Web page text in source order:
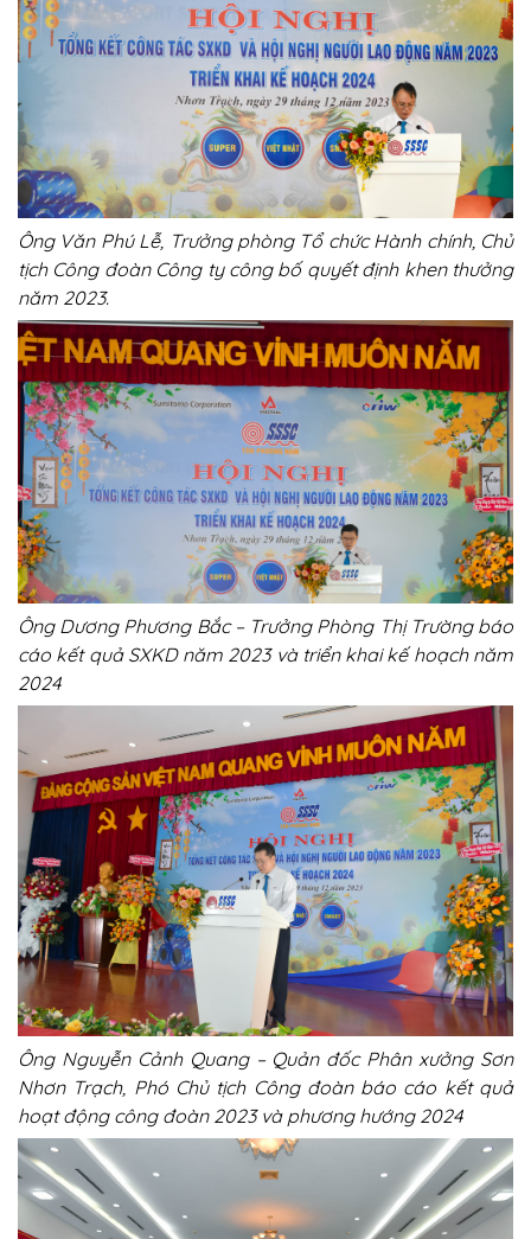
Ông Văn Phú Lễ, Trưởng phòng Tổ chức Hành chính, Chủ
tịch Công đoàn Công ty công bố quyết định khen thưởng
năm 2023.
Ông Dương Phương Bắc – Trưởng Phòng Thị Trường báo
cáo kết quả SXKD năm 2023 và triển khai kế hoạch năm
2024
Ông Nguyễn Cảnh Quang – Quản đốc Phân xưởng Sơn
Nhơn Trạch, Phó Chủ tịch Công đoàn báo cáo kết quả
hoạt động công đoàn 2023 và phương hướng 2024